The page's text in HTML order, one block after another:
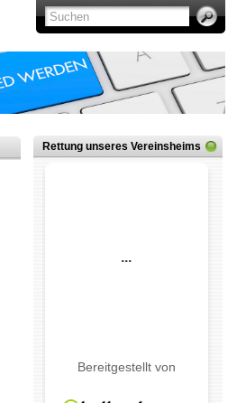
Rettung unseres Vereinsheims